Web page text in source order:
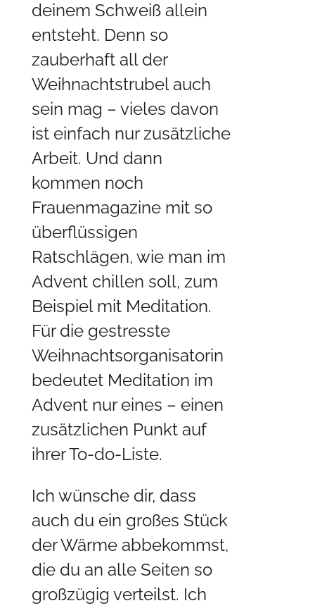
deinem Schweiß allein
entsteht. Denn so
zauberhaft all der
Weihnachtstrubel auch
sein mag – vieles davon
ist einfach nur zusätzliche
Arbeit. Und dann
kommen noch
Frauenmagazine mit so
überflüssigen
Ratschlägen, wie man im
Advent chillen soll, zum
Beispiel mit Meditation.
Für die gestresste
Weihnachtsorganisatorin
bedeutet Meditation im
Advent nur eines – einen
zusätzlichen Punkt auf
ihrer To-do-Liste.
Ich wünsche dir, dass
auch du ein großes Stück
der Wärme abbekommst,
die du an alle Seiten so
großzügig verteilst. Ich